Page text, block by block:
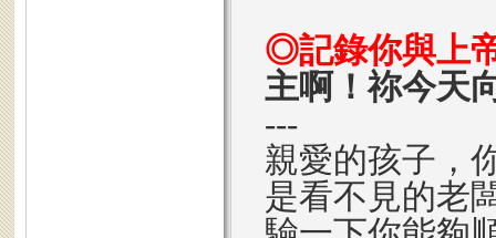
◎記錄你與上
主啊！祢今天
---
親愛的孩子，
是看不見的老